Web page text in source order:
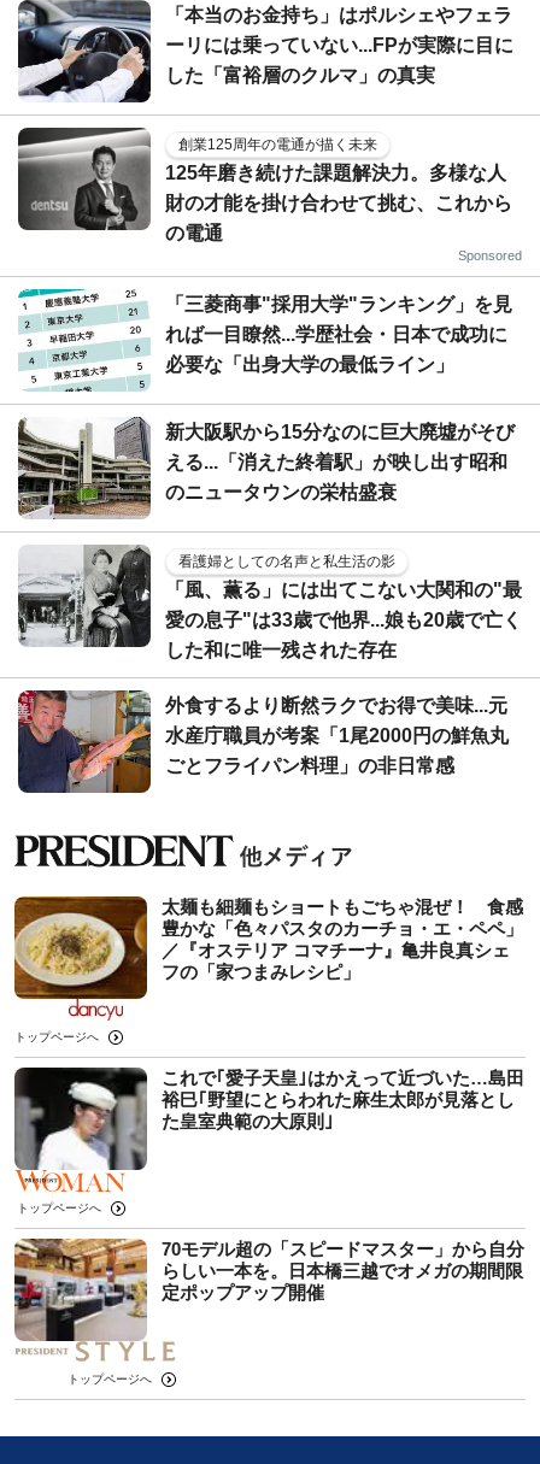
「本当のお金持ち」はポルシェやフェラ
ーリには乗っていない...FPが実際に目に
した「富裕層のクルマ」の真実
創業125周年の電通が描く未来
125年磨き続けた課題解決力。多様な人
財の才能を掛け合わせて挑む、これから
の電通
Sponsored
「三菱商事"採用大学"ランキング」を見
れば一目瞭然...学歴社会・日本で成功に
必要な「出身大学の最低ライン」
新大阪駅から15分なのに巨大廃墟がそび
える...「消えた終着駅」が映し出す昭和
のニュータウンの栄枯盛衰
看護婦としての名声と私生活の影
「風、薫る」には出てこない大関和の"最
愛の息子"は33歳で他界...娘も20歳で亡く
した和に唯一残された存在
外食するより断然ラクでお得で美味...元
水産庁職員が考案「1尾2000円の鮮魚丸
ごとフライパン料理」の非日常感
太麺も細麺もショートもごちゃ混ぜ！ 食感
豊かな「色々パスタのカーチョ・エ・ペペ」
／『オステリア コマチーナ』亀井良真シェ
フの「家つまみレシピ」
トップページへ
これで｢愛子天皇｣はかえって近づいた…島田
裕巳｢野望にとらわれた麻生太郎が見落とし
た皇室典範の大原則｣
トップページへ
70モデル超の「スピードマスター」から自分
らしい一本を。日本橋三越でオメガの期間限
定ポップアップ開催
トップページへ